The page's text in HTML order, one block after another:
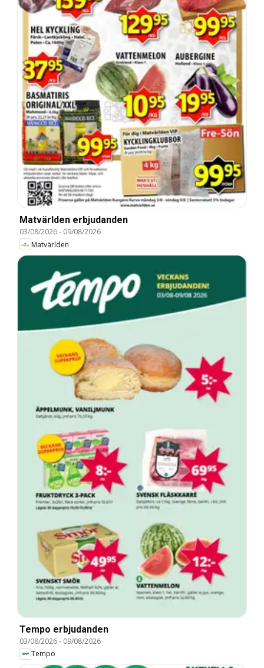
Matvärlden erbjudanden
03/08/2026- 09/08/2026
Matvärlden
Tempo erbjudanden
03/08/2026- 09/08/2026
Tempo